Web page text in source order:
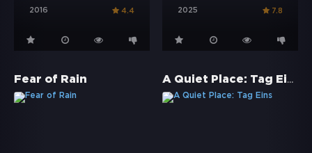
2016 4.4 2025 7.8
Fear of Rain A Quiet Place: Tag Eins